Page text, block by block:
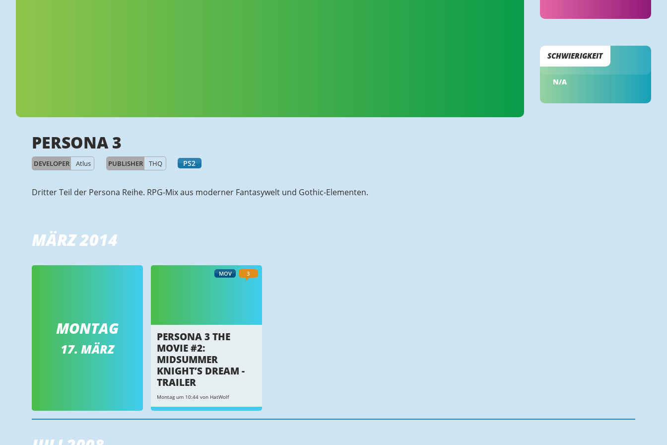
SCHWIERIGKEIT
N/A
PERSONA 3
DEVELOPER Atlus PUBLISHER THQ PS2
Dritter Teil der Persona Reihe. RPG-Mix aus moderner Fantasywelt und Gothic-Elementen.
MÄRZ 2014
MONTAG
17. MÄRZ
MOV 3
PERSONA 3 THE
MOVIE #2:
MIDSUMMER
KNIGHT’S DREAM -
TRAILER
Montag um 10:44 von HatWolf